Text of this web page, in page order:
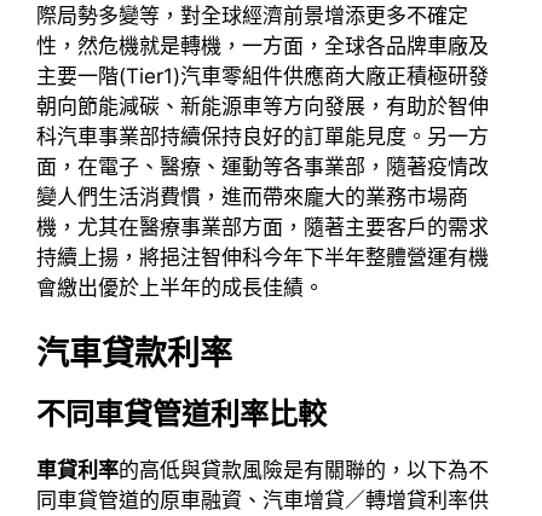
際局勢多變等，對全球經濟前景增添更多不確定
性，然危機就是轉機，一方面，全球各品牌車廠及
主要一階(Tier1)汽車零組件供應商大廠正積極研發
朝向節能減碳、新能源車等方向發展，有助於智伸
科汽車事業部持續保持良好的訂單能見度。另一方
面，在電子、醫療、運動等各事業部，隨著疫情改
變人們生活消費慣，進而帶來龐大的業務市場商
機，尤其在醫療事業部方面，隨著主要客戶的需求
持續上揚，將挹注智伸科今年下半年整體營運有機
會繳出優於上半年的成長佳績。
汽車貸款利率
不同車貸管道利率比較
車貸利率的高低與貸款風險是有關聯的，以下為不
同車貸管道的原車融資、汽車增貸／轉增貸利率供